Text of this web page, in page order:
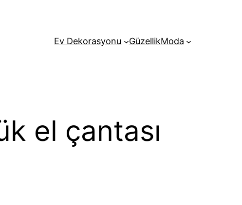
Ev Dekorasyonu GüzellikModa
el çantası